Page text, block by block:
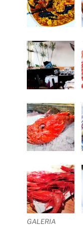
GALERIA